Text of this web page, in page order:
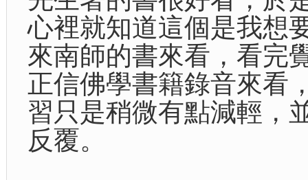
心裡就知道這個是我想
來南師的書來看，看完
正信佛學書籍錄音來看
習只是稍微有點減輕，
反覆。